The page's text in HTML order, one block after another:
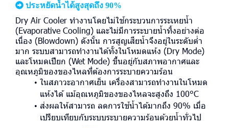
ประหยัดน้ำได้สูงสุดถึง 90%
Dry Air Cooler ทำงานโดยไม่ใช้กระบวนการระเหยน้ำ
(Evaporative Cooling) และไม่มีการระบายน้ำทิ้งอย่างต่อ
เนื่อง (Blowdown) ดังนั้น การสูญเสียน้ำจึงอยู่ในระดับต่ำ
มาก ระบบสามารถทำงานได้ทั้งในโหมดแห้ง (Dry Mode)
และโหมดเปียก (Wet Mode) ขึ้นอยู่กับสภาพอากาศและ
อุณหภูมิของของไหลที่ต้องการระบายความร้อน
ในสภาวะอากาศเย็น เครื่องสามารถทำงานในโหมด
แห้งได้ แม้อุณหภูมิของของไหลจะสูงถึง 100°C
ส่งผลให้สามารถ ลดการใช้น้ำได้มากถึง 90% เมื่อ
เปรียบเทียบกับระบบระบายความร้อนด้วยน้ำทั่วไป